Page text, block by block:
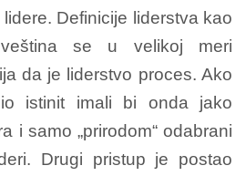
Definicije liderstva kao
se u velikoj meri
da je liderstvo proces. Ako
istinit imali bi onda jako
i samo „prirodom“ odabrani
Drugi pristup je postao